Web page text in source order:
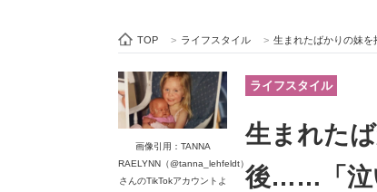
ビジネスと働き方のヒント
ITエンジニア向け専門サイト 企
TOP > ライフスタイル > 生まれたばかりの妹を抱
画像引用：TANNA
RAELYNN（@tanna_lehfeldt）
さんのTikTokアカウントよ
ライフスタイル
生まれた
後……「泣